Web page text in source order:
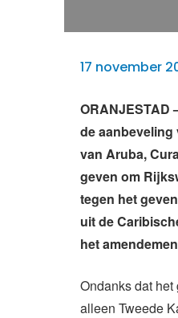
17 november
ORANJESTAD
de aanbeveling
van Aruba,
geven om
tegen het
uit de
het
Ondanks dat
alleen Tweede